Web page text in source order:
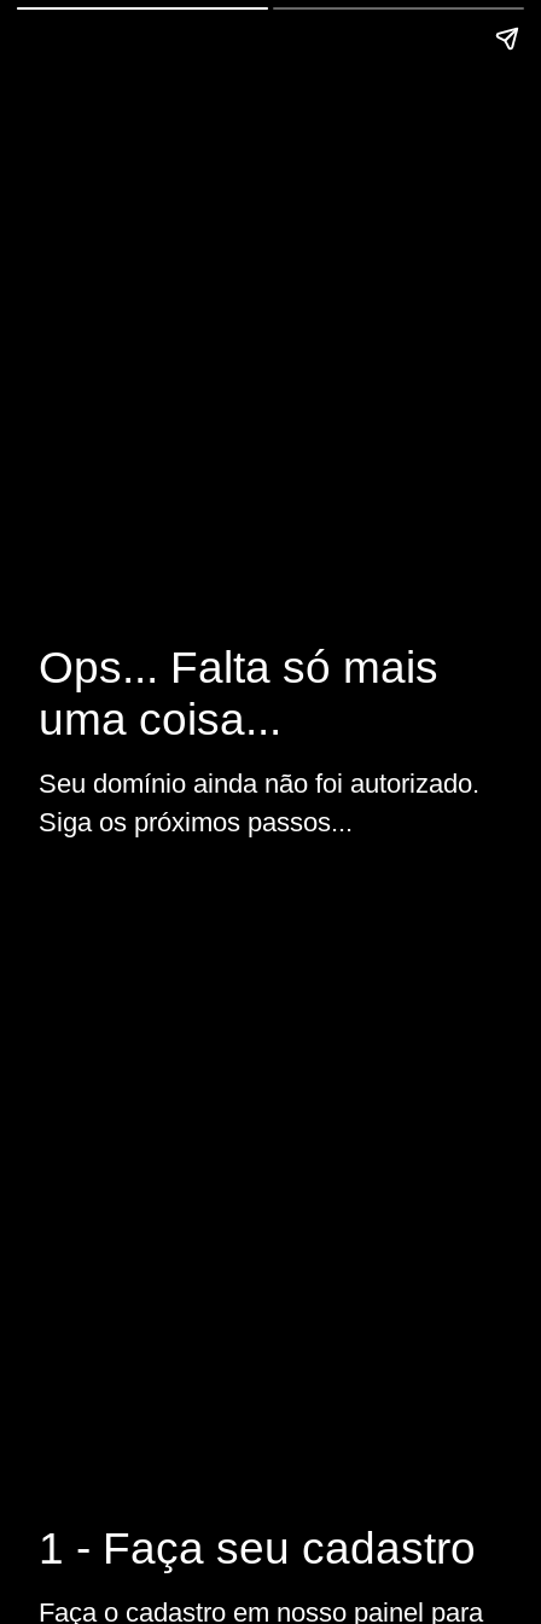
Ops... Falta só mais
uma coisa...
Seu domínio ainda não foi autorizado.
Siga os próximos passos...
1 - Faça seu cadastro
Faça o cadastro em nosso painel para